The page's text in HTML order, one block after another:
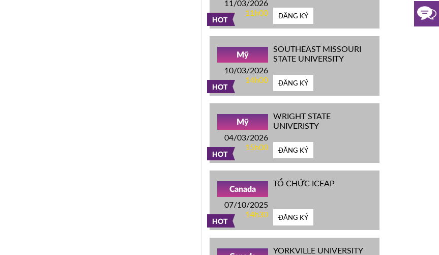
HOT
11/03/2026
11h00
ĐĂNG KÝ
HOT
Mỹ
10/03/2026
14h00
SOUTHEAST MISSOURI
STATE UNIVERSITY
ĐĂNG KÝ
HOT
Mỹ
04/03/2026
15h00
WRIGHT STATE
UNIVERISTY
ĐĂNG KÝ
HOT
Canada
07/10/2025
14h30
TỔ CHỨC ICEAP
ĐĂNG KÝ
YORKVILLE UNIVERSITY